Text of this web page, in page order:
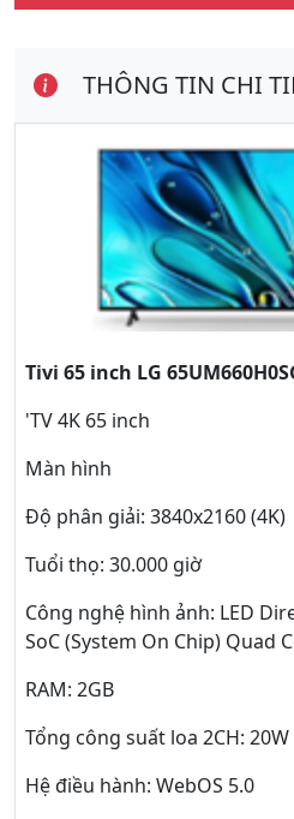
THÔNG TIN CHI
Tivi 65 inch LG
'TV 4K 65 inch
Màn hình
Độ phân giải: 3840x2160 (4K)
Tuổi thọ: 30.000 giờ
Công nghệ hình ảnh: LED
SoC (System On Chip) Quad
RAM: 2GB
Tổng công suất loa 2CH: 20W
Hệ điều hành: WebOS 5.0